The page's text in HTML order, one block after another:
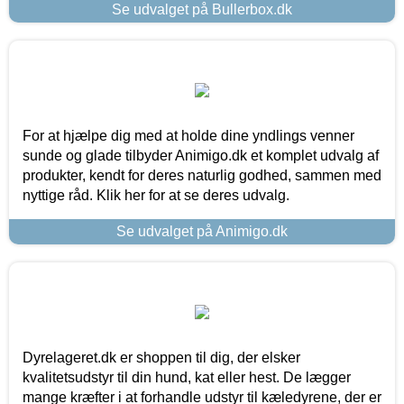
Se udvalget på Bullerbox.dk
For at hjælpe dig med at holde dine yndlings venner
sunde og glade tilbyder Animigo.dk et komplet udvalg af
produkter, kendt for deres naturlig godhed, sammen med
nyttige råd. Klik her for at se deres udvalg.
Se udvalget på Animigo.dk
Dyrelageret.dk er shoppen til dig, der elsker
kvalitetsudstyr til din hund, kat eller hest. De lægger
mange kræfter i at forhandle udstyr til kæledyrene, der er